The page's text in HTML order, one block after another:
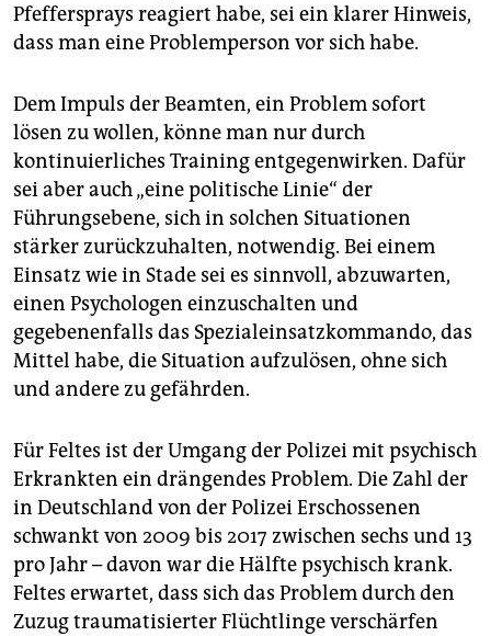
Pfeffersprays reagiert habe, sei ein klarer Hinweis,
dass man eine Problemperson vor sich habe.
Dem Impuls der Beamten, ein Problem sofort
lösen zu wollen, könne man nur durch
kontinuierliches Training entgegenwirken. Dafür
sei aber auch „eine politische Linie“ der
Führungsebene, sich in solchen Situationen
stärker zurückzuhalten, notwendig. Bei einem
Einsatz wie in Stade sei es sinnvoll, abzuwarten,
einen Psychologen einzuschalten und
gegebenenfalls das Spezialeinsatzkommando, das
Mittel habe, die Situation aufzulösen, ohne sich
und andere zu gefährden.
Für Feltes ist der Umgang der Polizei mit psychisch
Erkrankten ein drängendes Pro­blem. Die Zahl der
in Deutschland von der Polizei Erschossenen
schwankt von 2009 bis 2017 zwischen sechs und 13
pro Jahr – davon war die Hälfte psychisch krank.
Feltes erwartet, dass sich das Pro­blem durch den
Zuzug traumatisierter Flüchtlinge verschärfen